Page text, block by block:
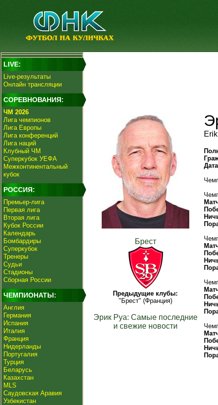
LIVE:
Live-результаты
Онлайн трансляции
СОРЕВНОВАНИЯ:
ЧМ 2026
Лига чемпионов
Лига Европы
Лига конференций
Лига наций
Клубный ЧМ
Суперкубок УЕФА
Межконтинентальный
кубок
РОССИЯ:
Премьер-лига
Первая лига
Вторая лига
Кубок России
Календарь
Бомбардиры
Суперкубок
Тренеры
Судьи
Стадионы
Сборная России
ЧЕМПИОНАТЫ:
Англия
Германия
Испания
Италия
Франция
Нидерланды
Португалия
Турция
Беларусь
Казахстан
MLS
Саудовская Аравия
Узбекистан
Брест
Предыдущие клубы:
"Брест" (Франция)
Эрик Руа: Самые последние
и свежие новости